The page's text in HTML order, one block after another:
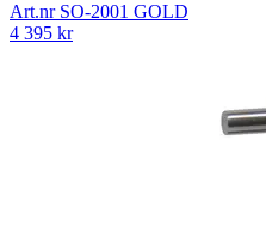
Art.nr SO-2001 GOLD
4 395 kr